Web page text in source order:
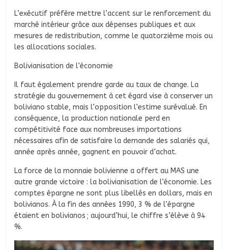
L’exécutif préfère mettre l’accent sur le renforcement du
marché intérieur grâce aux dépenses publiques et aux
mesures de redistribution, comme le quatorzième mois ou
les allocations sociales.
Bolivianisation de l’économie
Il faut également prendre garde au taux de change. La
stratégie du gouvernement à cet égard vise à conserver un
boliviano stable, mais l’opposition l’estime surévalué. En
conséquence, la production nationale perd en
compétitivité face aux nombreuses importations
nécessaires afin de satisfaire la demande des salariés qui,
année après année, gagnent en pouvoir d’achat.
La force de la monnaie bolivienne a offert au MAS une
autre grande victoire : la bolivianisation de l’économie. Les
comptes épargne ne sont plus libellés en dollars, mais en
bolivianos. À la fin des années 1990, 3 % de l’épargne
étaient en bolivianos ; aujourd’hui, le chiffre s’élève à 94
%.